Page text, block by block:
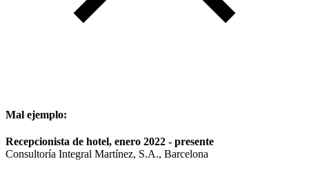
Mal ejemplo:
Recepcionista de hotel, enero 2022 - presente
Consultoría Integral Martínez, S.A., Barcelona